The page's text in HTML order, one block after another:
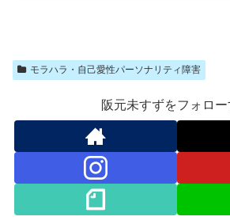
モラハラ・自己愛性パーソナリティ障害
阪元未すずをフォロー